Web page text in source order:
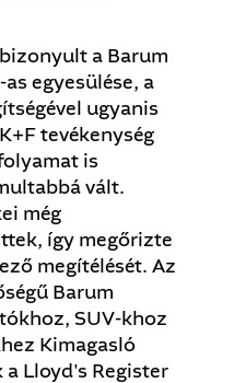
a Barum
egyesülése, a
ugyanis
tevékenység
is
vált.
még
így megőrizte
megítélését. Az
Barum
SUV-khoz
Kimagasló
Lloyd's Register